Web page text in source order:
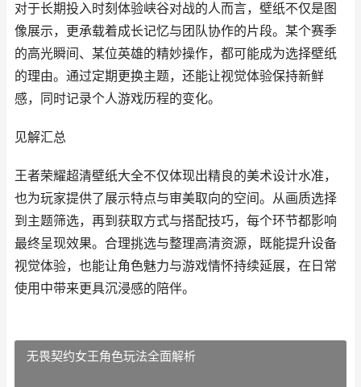
对于长期投入时刻体验峡谷对战的人而言，壁纸不仅是图
像展示，更承载着成长记忆与团队协作的片段。某个赛季
的高光瞬间、某位英雄的精妙操作，都可能成为选择壁纸
的理由。通过定期更换主题，还能让视觉体验保持新鲜
感，同时记录个人游戏历程的变化。
见解汇总
王者荣耀超清壁纸大全不仅体现出精良的美术设计水准，
也为玩家提供了展示特点与审美取向的空间。从画质选择
到主题筛选，再到获取方式与搭配技巧，每个环节都影响
最终呈现效果。合理挑选与整理高清资源，既能提升设备
视觉体验，也能让角色魅力与游戏情怀持续延展，在日常
使用中带来更具沉浸感的陪伴。
无畏契约女王角色玩法全面解析